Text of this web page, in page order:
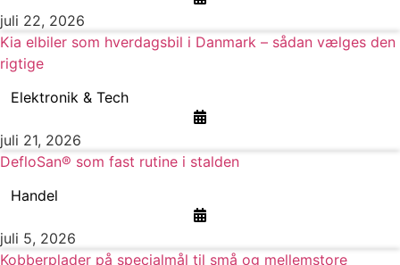
juli 22, 2026
Kia elbiler som hverdagsbil i Danmark – sådan vælges den
rigtige
Elektronik & Tech
juli 21, 2026
DefloSan® som fast rutine i stalden
Handel
juli 5, 2026
Kobberplader på specialmål til små og mellemstore